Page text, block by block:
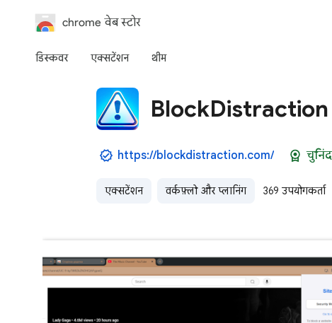
chrome वेब स्टोर
डिस्कवर एक्‍सटेंशन थीम
BlockDistraction
https://blockdistraction.com/
एक्सटेंशन वर्कफ़्लो और प्लानिंग 369 उपयोगकर्ता